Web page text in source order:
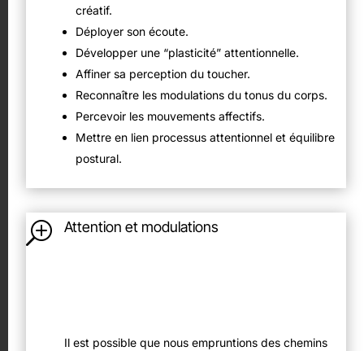
créatif.
Déployer son écoute.
Développer une “plasticité” attentionnelle.
Affiner sa perception du toucher.
Reconnaître les modulations du tonus du corps.
Percevoir les mouvements affectifs.
Mettre en lien processus attentionnel et équilibre
postural.
T Attention et modulations
Il est possible que nous empruntions des chemins